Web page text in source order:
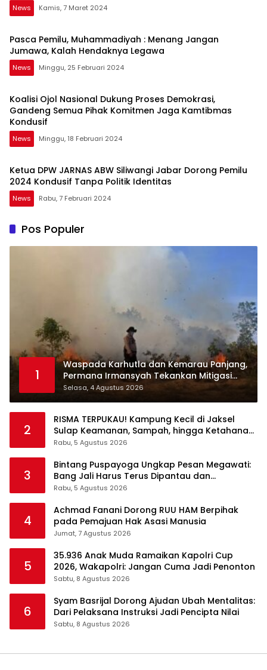
News Kamis, 7 Maret 2024
Pasca Pemilu, Muhammadiyah : Menang Jangan
Jumawa, Kalah Hendaknya Legawa
News Minggu, 25 Februari 2024
Koalisi Ojol Nasional Dukung Proses Demokrasi,
Gandeng Semua Pihak Komitmen Jaga Kamtibmas
Kondusif
News Minggu, 18 Februari 2024
Ketua DPW JARNAS ABW Siliwangi Jabar Dorong Pemilu
2024 Kondusif Tanpa Politik Identitas
News Rabu, 7 Februari 2024
Pos Populer
1
Waspada Karhutla dan Kemarau Panjang,
Permana Irmansyah Tekankan Mitigasi
Berbasis Komunitas
Selasa, 4 Agustus 2026
2
RISMA TERPUKAU! Kampung Kecil di Jaksel
Sulap Keamanan, Sampah, hingga Ketahanan
Pangan Jadi Satu Sistem
Rabu, 5 Agustus 2026
3
Bintang Puspayoga Ungkap Pesan Megawati:
Bang Jali Harus Terus Dipantau dan
Dikembangkan
Rabu, 5 Agustus 2026
4
Achmad Fanani Dorong RUU HAM Berpihak
pada Pemajuan Hak Asasi Manusia
Jumat, 7 Agustus 2026
5
35.936 Anak Muda Ramaikan Kapolri Cup
2026, Wakapolri: Jangan Cuma Jadi Penonton
Sabtu, 8 Agustus 2026
6
Syam Basrijal Dorong Ajudan Ubah Mentalitas:
Dari Pelaksana Instruksi Jadi Pencipta Nilai
Sabtu, 8 Agustus 2026